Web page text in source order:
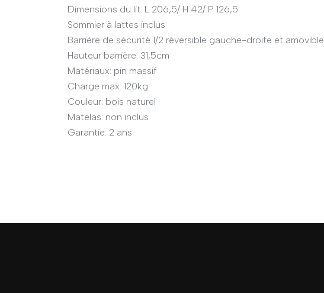
Dimensions du lit: L 206,5/ H 42/ P 126,5
Sommier à lattes inclus
Barrière de sécurité 1/2 réversible gauche-droite et amovible
Hauteur barrière: 31,5cm
Matériaux: pin massif
Charge max: 120kg
Couleur: bois naturel
Matelas: non inclus
Garantie: 2 ans